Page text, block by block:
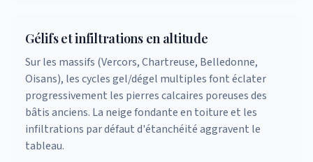
Gélifs et infiltrations en altitude
Sur les massifs (Vercors, Chartreuse, Belledonne,
Oisans), les cycles gel/dégel multiples font éclater
progressivement les pierres calcaires poreuses des
bâtis anciens. La neige fondante en toiture et les
infiltrations par défaut d'étanchéité aggravent le
tableau.